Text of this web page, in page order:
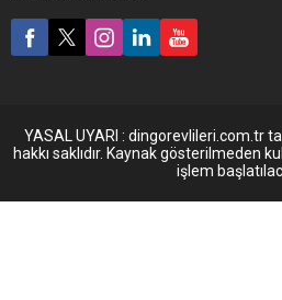
YASAL UYARI : dingorevlileri.com.tr
hakkı saklıdır. Kaynak gösterilmeden
işlem